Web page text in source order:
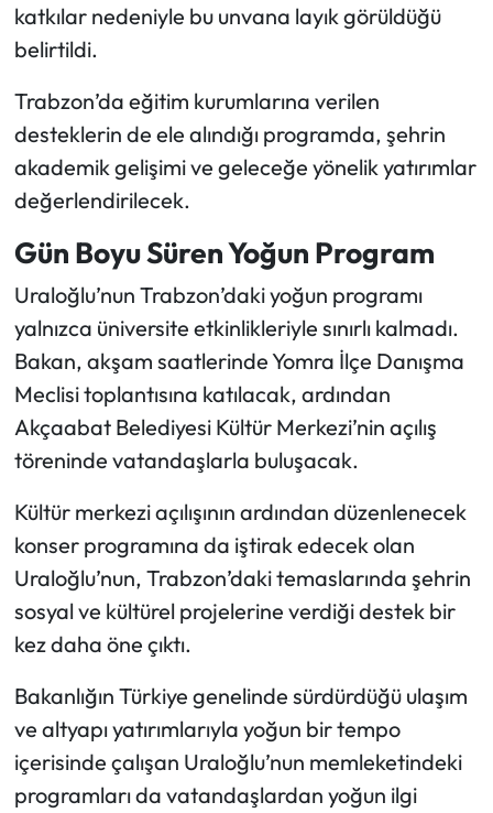
katkılar nedeniyle bu unvana layık görüldüğü
belirtildi.
Trabzon’da eğitim kurumlarına verilen
desteklerin de ele alındığı programda, şehrin
akademik gelişimi ve geleceğe yönelik yatırımlar
değerlendirilecek.
Gün Boyu Süren Yoğun Program
Uraloğlu’nun Trabzon’daki yoğun programı
yalnızca üniversite etkinlikleriyle sınırlı kalmadı.
Bakan, akşam saatlerinde Yomra İlçe Danışma
Meclisi toplantısına katılacak, ardından
Akçaabat Belediyesi Kültür Merkezi’nin açılış
töreninde vatandaşlarla buluşacak.
Kültür merkezi açılışının ardından düzenlenecek
konser programına da iştirak edecek olan
Uraloğlu’nun, Trabzon’daki temaslarında şehrin
sosyal ve kültürel projelerine verdiği destek bir
kez daha öne çıktı.
Bakanlığın Türkiye genelinde sürdürdüğü ulaşım
ve altyapı yatırımlarıyla yoğun bir tempo
içerisinde çalışan Uraloğlu’nun memleketindeki
programları da vatandaşlardan yoğun ilgi